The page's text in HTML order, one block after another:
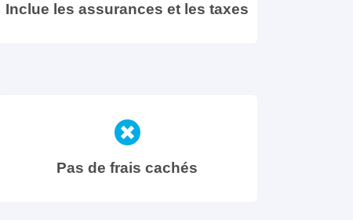
Inclue les assurances et les taxes
Pas de frais cachés